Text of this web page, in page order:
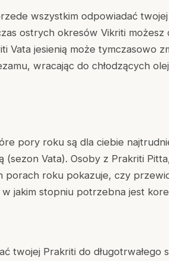
wszystkim odpowiadać
ostrych okresów Vikriti
Vata jesienią może tymczasowo
wracając do chłodzących
pory roku są dla ciebie
(sezon Vata). Osoby z Prakriti
porach roku pokazuje, czy
jakim stopniu potrzebna jest
twojej Prakriti do długotrwałego